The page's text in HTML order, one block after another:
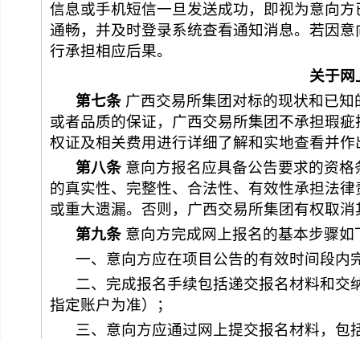
信息或手机短信一旦发送成功，即视为意向
通畅，并及时登录系统查看通知消息。若因
行承担相应后果。
关于网
第七条 广西交易所集团对标的现状和已
或者品质的保证， 广西交易所集团不承担瑕
权证及相关费用进行详细了解和实地查看并
第八条 意向方报名应具备公告要求的资
的真实性、完整性、合法性、有效性承担法
或重大遗漏。否则， 广西交易所集团有权取消
第九条 意向方完成网上报名的基本步骤如
一、意向方应在项目公告的有效时间段内
二、完成报名手续包括递交报名材料和交
指定账户为准）；
三、意向方应通过网上提交报名材料，